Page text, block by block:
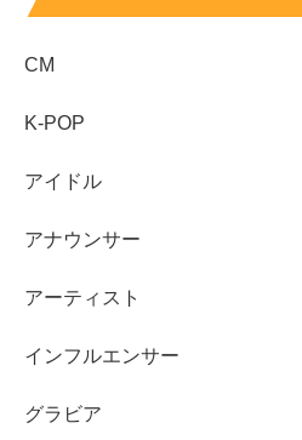
兄弟それぞれの人物像と
CM
K-POP
アイドル
アナウンサー
アーティスト
インフルエンサー
グラビア